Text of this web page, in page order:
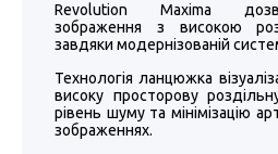
Revolution Maxima
зображення з високою
завдяки модернізованій
Технологія ланцюжка
високу просторову
рівень шуму та мінімізацію
зображеннях.